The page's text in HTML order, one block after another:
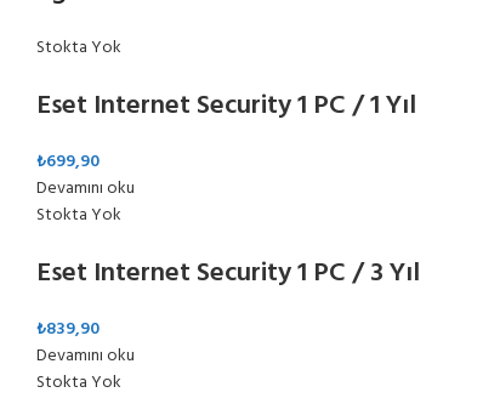
Stokta Yok
Eset Internet Security 1 PC / 1 Yıl
₺699,90
Devamını oku
Stokta Yok
Eset Internet Security 1 PC / 3 Yıl
₺839,90
Devamını oku
Stokta Yok